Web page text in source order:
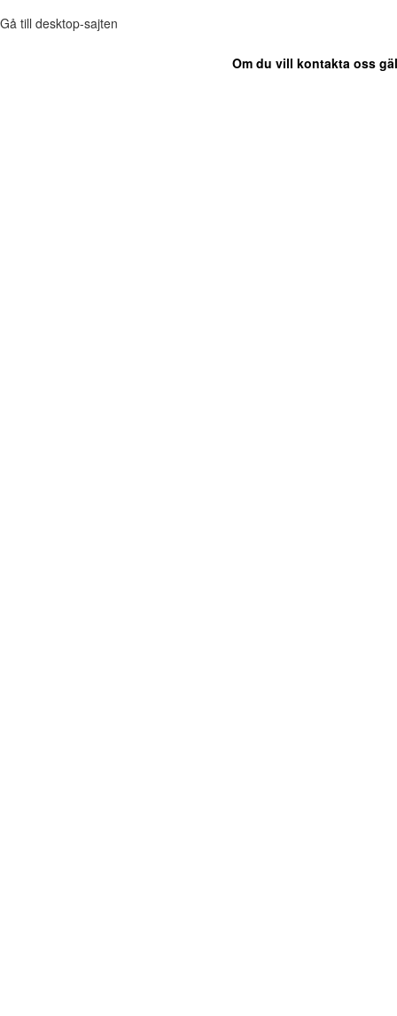
Gå till desktop-sajten
Om du vill kontakta oss